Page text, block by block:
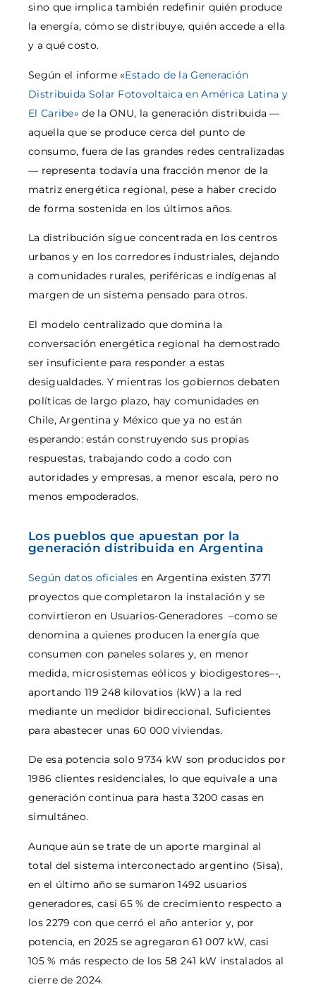
sino que implica también redefinir quién produce
la energía, cómo se distribuye, quién accede a ella
y a qué costo.
Según el informe «Estado de la Generación
Distribuida Solar Fotovoltaica en América Latina y
El Caribe» de la ONU, la generación distribuida —
aquella que se produce cerca del punto de
consumo, fuera de las grandes redes centralizadas
— representa todavía una fracción menor de la
matriz energética regional, pese a haber crecido
de forma sostenida en los últimos años.
La distribución sigue concentrada en los centros
urbanos y en los corredores industriales, dejando
a comunidades rurales, periféricas e indígenas al
margen de un sistema pensado para otros.
El modelo centralizado que domina la
conversación energética regional ha demostrado
ser insuficiente para responder a estas
desigualdades. Y mientras los gobiernos debaten
políticas de largo plazo, hay comunidades en
Chile, Argentina y México que ya no están
esperando: están construyendo sus propias
respuestas, trabajando codo a codo con
autoridades y empresas, a menor escala, pero no
menos empoderados.
Los pueblos que apuestan por la
generación distribuida en Argentina
Según datos oficiales en Argentina existen 3771
proyectos que completaron la instalación y se
convirtieron en Usuarios-Generadores –como se
denomina a quienes producen la energía que
consumen con paneles solares y, en menor
medida, microsistemas eólicos y biodigestores–-,
aportando 119 248 kilovatios (kW) a la red
mediante un medidor bidireccional. Suficientes
para abastecer unas 60 000 viviendas.
De esa potencia solo 9734 kW son producidos por
1986 clientes residenciales, lo que equivale a una
generación continua para hasta 3200 casas en
simultáneo.
Aunque aún se trate de un aporte marginal al
total del sistema interconectado argentino (Sisa),
en el último año se sumaron 1492 usuarios
generadores, casi 65 % de crecimiento respecto a
los 2279 con que cerró el año anterior y, por
potencia, en 2025 se agregaron 61 007 kW, casi
105 % más respecto de los 58 241 kW instalados al
cierre de 2024.